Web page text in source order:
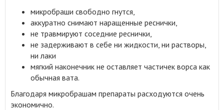
микробраши свободно гнутся,
аккуратно снимают наращенные реснички,
не травмируют соседние реснички,
не задерживают в себе ни жидкости, ни растворы,
ни лаки
мягкий наконечник не оставляет частичек ворса как
обычная вата.
Благодаря микробрашам препараты расходуются очень
экономично.